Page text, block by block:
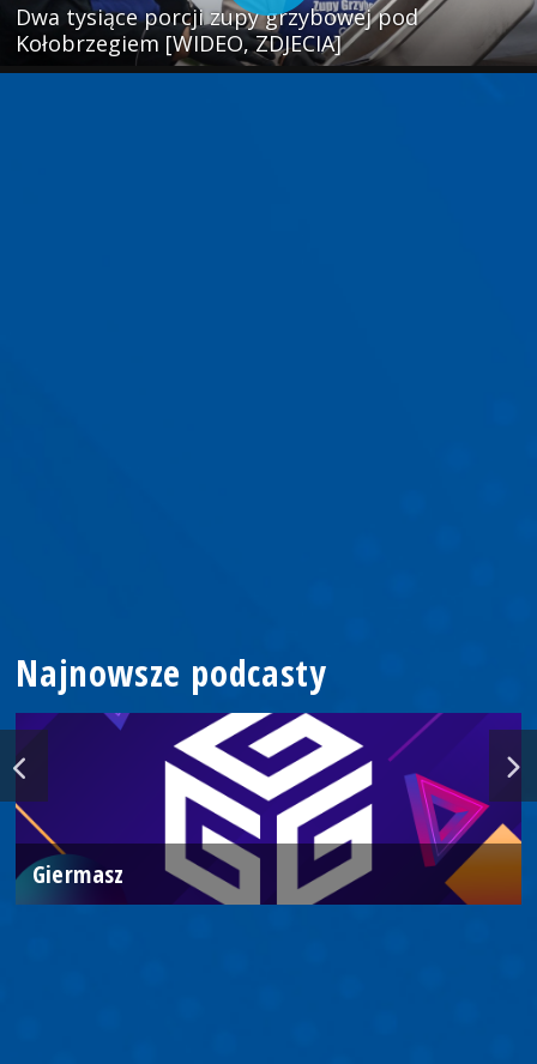
Dwa tysiące porcji zupy grzybowej pod
Kołobrzegiem [WIDEO, ZDJECIA]
Najnowsze podcasty
Giermasz